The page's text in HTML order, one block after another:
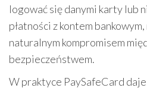
logować się danymi karty lub
płatności z kontem
naturalnym kompromisem
bezpieczeństwem.
W praktyce PaySafeCard